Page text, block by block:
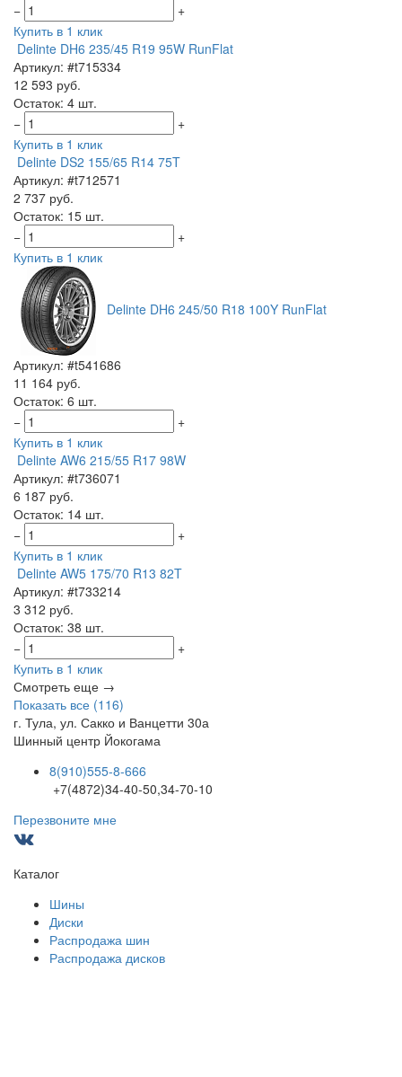
−
+
Купить в 1 клик
Delinte DH6 235/45 R19 95W RunFlat
Артикул: #t715334
12 593 руб.
Остаток: 4 шт.
−
+
Купить в 1 клик
Delinte DS2 155/65 R14 75T
Артикул: #t712571
2 737 руб.
Остаток: 15 шт.
−
+
Купить в 1 клик
Delinte DH6 245/50 R18 100Y RunFlat
Артикул: #t541686
11 164 руб.
Остаток: 6 шт.
−
+
Купить в 1 клик
Delinte AW6 215/55 R17 98W
Артикул: #t736071
6 187 руб.
Остаток: 14 шт.
−
+
Купить в 1 клик
Delinte AW5 175/70 R13 82T
Артикул: #t733214
3 312 руб.
Остаток: 38 шт.
−
+
Купить в 1 клик
Смотреть еще →
Показать все (116)
г. Тула, ул. Сакко и Ванцетти 30а
Шинный центр Йокогама
8(910)555-8-666
+7(4872)34-40-50,34-70-10
Перезвоните мне
Каталог
Шины
Диски
Распродажа шин
Распродажа дисков